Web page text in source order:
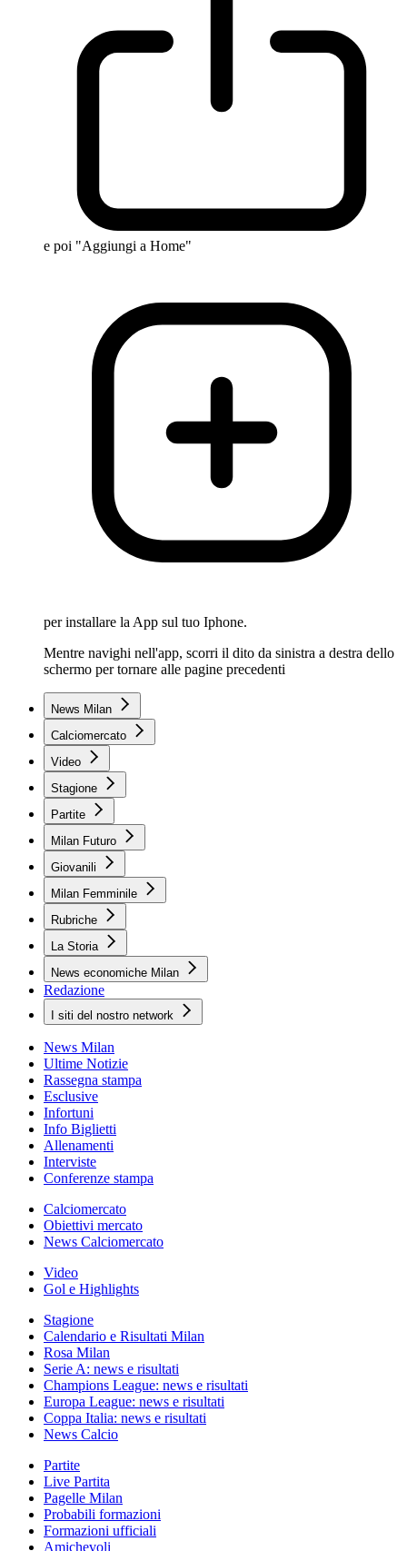
e poi "Aggiungi a Home"
per installare la App sul tuo Iphone.
Mentre navighi nell'app, scorri il dito da sinistra a destra dello
schermo per tornare alle pagine precedenti
News Milan
Calciomercato
Video
Stagione
Partite
Milan Futuro
Giovanili
Milan Femminile
Rubriche
La Storia
News economiche Milan
Redazione
I siti del nostro network
News Milan
Ultime Notizie
Rassegna stampa
Esclusive
Infortuni
Info Biglietti
Allenamenti
Interviste
Conferenze stampa
Calciomercato
Obiettivi mercato
News Calciomercato
Video
Gol e Highlights
Stagione
Calendario e Risultati Milan
Rosa Milan
Serie A: news e risultati
Champions League: news e risultati
Europa League: news e risultati
Coppa Italia: news e risultati
News Calcio
Partite
Live Partita
Pagelle Milan
Probabili formazioni
Formazioni ufficiali
Amichevoli